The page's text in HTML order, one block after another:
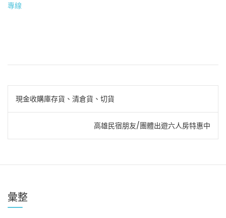
專線
文
章
導
覽
現金收購庫存貨、清倉貨、切貨
高雄民宿朋友/團體出遊六人房特惠中
彙整